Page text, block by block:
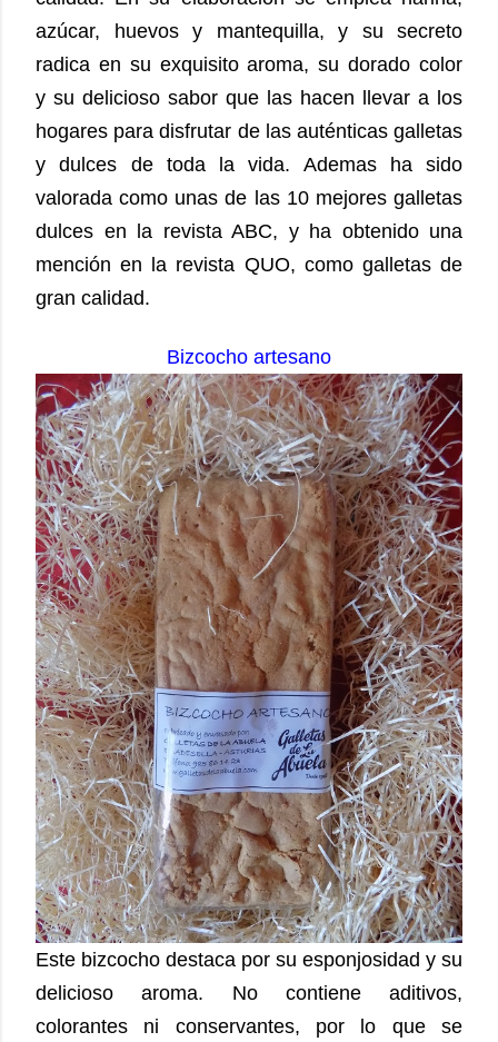
azúcar, huevos y mantequilla, y su secreto
radica en su exquisito aroma, su dorado color
y su delicioso sabor que las hacen llevar a los
hogares para disfrutar de las auténticas galletas
y dulces de toda la vida. Ademas ha sido
valorada como unas de las 10 mejores galletas
dulces en la revista ABC, y ha obtenido una
mención en la revista QUO, como galletas de
gran calidad.
Bizcocho artesano
Este bizcocho destaca por su esponjosidad y su
delicioso aroma. No contiene aditivos,
colorantes ni conservantes, por lo que se